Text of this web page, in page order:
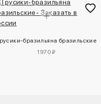
бразильяна бразильские
1970 ₽